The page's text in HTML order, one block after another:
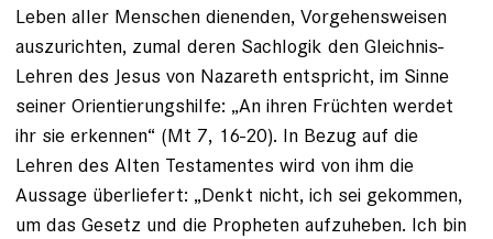
Leben aller Menschen dienenden, Vorgehensweisen
auszurichten, zumal deren Sachlogik den Gleichnis-
Lehren des Jesus von Nazareth entspricht, im Sinne
seiner Orientierungshilfe: „An ihren Früchten werdet
ihr sie erkennen“ (Mt 7, 16-20). In Bezug auf die
Lehren des Alten Testamentes wird von ihm die
Aussage überliefert: „Denkt nicht, ich sei gekommen,
um das Gesetz und die Propheten aufzuheben. Ich bin